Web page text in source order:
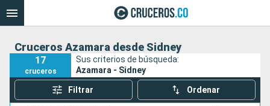
Cruceros Azamara desde Sidney
17
cruceros
Sus criterios de búsqueda:
Azamara - Sidney
Filtrar Ordenar